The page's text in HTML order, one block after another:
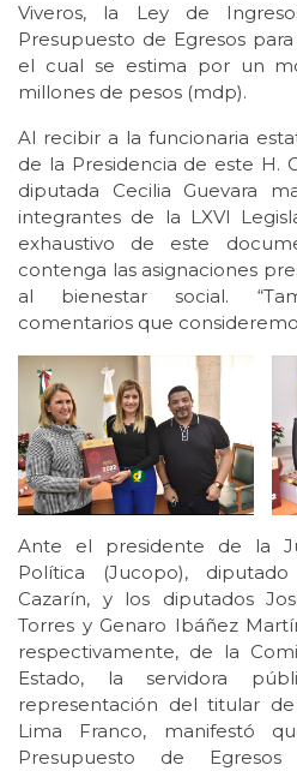
Viveros, la Ley de
Presupuesto de Egresos
el cual se estima por un
millones de pesos (mdp).
Al recibir a la funcionaria
de la Presidencia de este H.
diputada Cecilia Guevara
integrantes de la LXVI
exhaustivo de este
contenga las asignaciones
al bienestar social.
comentarios que
Ante el presidente de la
Política (Jucopo),
Cazarín, y los diputados
Torres y Genaro Ibáñez
respectivamente, de la
Estado, la servidora
representación del titular
Lima Franco, manifestó
Presupuesto de